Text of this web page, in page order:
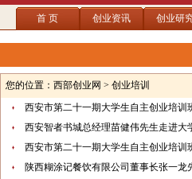
首 页 创业资讯 创业研
您的位置： 西部创业网 > 创业培训
西安市第二十一期大学生自主创业培训
西安智者书城总经理苗健伟先生走进大
西安市第二十一期大学生自主创业培训
陕西糊涂记餐饮有限公司董事长张一